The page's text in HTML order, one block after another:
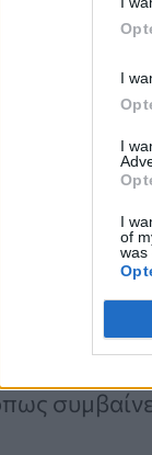
I
I
I
of
was
Οι
εξελίξεις
αλλάζουν
– Vidcast
πτυχή της
τους